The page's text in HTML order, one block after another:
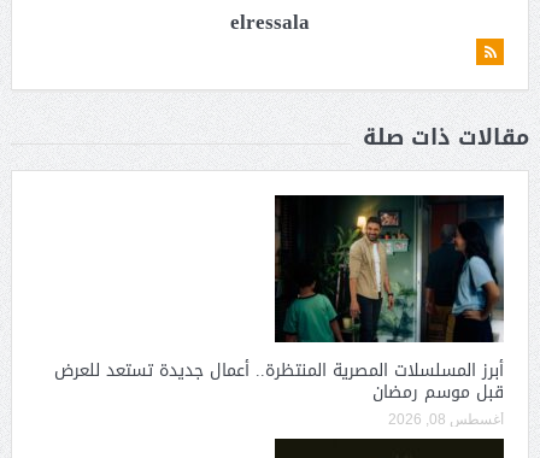
elressala
مقالات ذات صلة
أبرز المسلسلات المصرية المنتظرة.. أعمال جديدة تستعد للعرض
قبل موسم رمضان
أغسطس 08, 2026